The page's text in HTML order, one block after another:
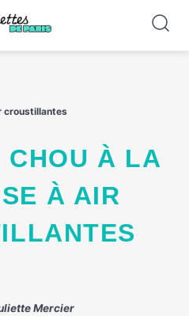
croustillantes
À AIR
Mercier